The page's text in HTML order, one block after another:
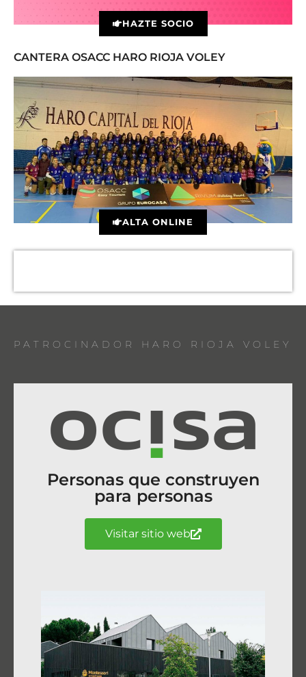
HAZTE SOCIO
CANTERA OSACC HARO RIOJA VOLEY
ALTA ONLINE
PATROCINADOR HARO RIOJA VOLEY
Personas que construyen
para personas
Visitar sitio web